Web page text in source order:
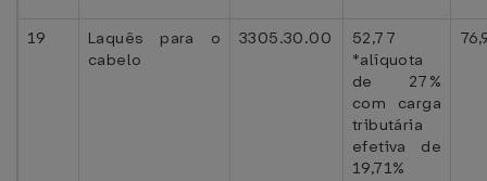
19
Laquês para o
cabelo
3305.30.00
52,77
*alíquota
de 27%
com carga
tributária
efetiva de
19,71%